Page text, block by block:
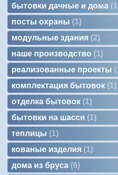
бытовки дачные и дома 1
посты охраны
1
модульные здания 2
наше производство
1
реализованные проекты
комплектация бытовок 1
отделка бытовок 1
бытовки на шасси
1
теплицы
1
кованые изделия 1
дома из бруса 6